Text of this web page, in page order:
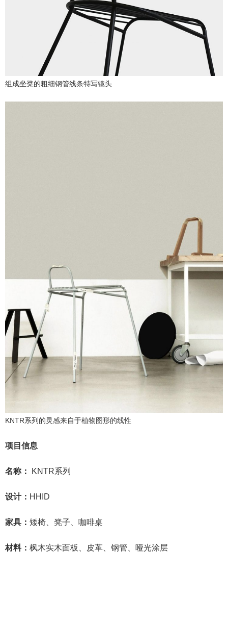
组成坐凳的粗细钢管线条特写镜头
KNTR系列的灵感来自于植物图形的线性
项目信息
名称： KNTR系列
设计： HHID
家具： 矮椅、凳子、咖啡桌
材料： 枫木实木面板、皮革、钢管、哑光涂层